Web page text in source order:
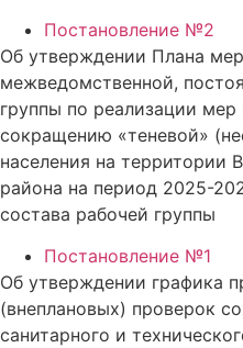
Постановление №2
Об утверждении Плана
межведомственной,
группы по реализации
сокращению «теневой»
населения на территории
района на период 2025-
состава рабочей группы
Постановление №1
Об утверждении графика
(внеплановых) проверок
санитарного и